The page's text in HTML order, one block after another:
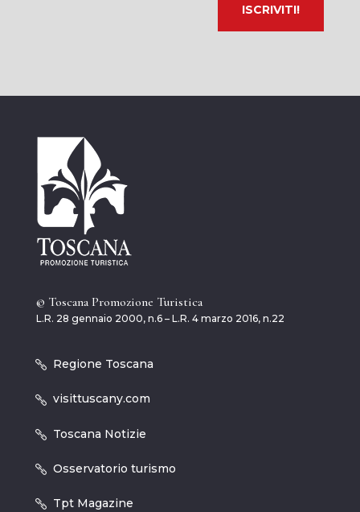
© Toscana Promozione Turistica
L.R. 28 gennaio 2000, n.6 – L.R. 4 marzo 2016, n.22
Regione Toscana
visittuscany.com
Toscana Notizie
Osservatorio turismo
Tpt Magazine